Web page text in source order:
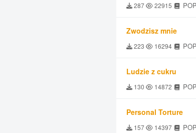
287 22915 POP
Zwodzisz mnie
223 16294 POP
Ludzie z cukru
130 14872 POP
Personal Torture
157 14397 POP